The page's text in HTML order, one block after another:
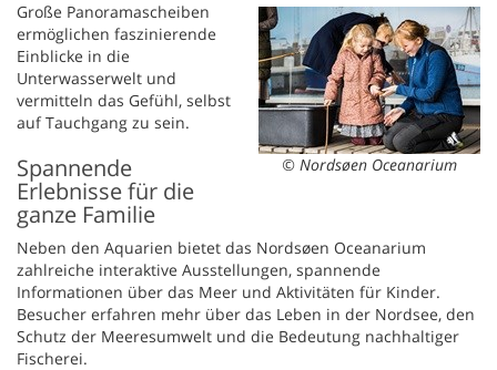
© Nordsøen Oceanarium
Große Panoramascheiben
ermöglichen faszinierende
Einblicke in die
Unterwasserwelt und
vermitteln das Gefühl, selbst
auf Tauchgang zu sein.
Spannende
Erlebnisse für die
ganze Familie
Neben den Aquarien bietet das Nordsøen Oceanarium
zahlreiche interaktive Ausstellungen, spannende
Informationen über das Meer und Aktivitäten für Kinder.
Besucher erfahren mehr über das Leben in der Nordsee, den
Schutz der Meeresumwelt und die Bedeutung nachhaltiger
Fischerei.